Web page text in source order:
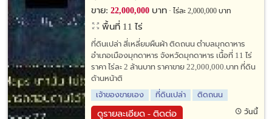
ขาย: 22,000,000บาท ไร่ละ 2,000,000 บาท
พื้นที่ 11 ไร่
ที่ดินเปล่า สี่เหลี่ยมผืนผ้า ติดถนน ตำบลมุกดาหาร
อำเภอเมืองมุกดาหาร จังหวัดมุกดาหาร เนื้อที่ 11 ไร่
ราคา ไร่ละ 2 ล้านบาท ราคาขาย 22,000,000.บาท ที่ดิน
ด้านหน้าติ
เจ้าของขายเอง
ที่ดินเปล่า ติดถนน
ดูรายละเอียด - ติดต่อ วันนี้